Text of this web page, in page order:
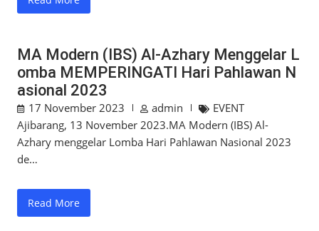
MA Modern (IBS) Al-Azhary Menggelar L
omba MEMPERINGATI Hari Pahlawan N
asional 2023
17 November 2023 admin
EVENT
Ajibarang, 13 November 2023.MA Modern (IBS) Al-
Azhary menggelar Lomba Hari Pahlawan Nasional 2023
de…
Read More